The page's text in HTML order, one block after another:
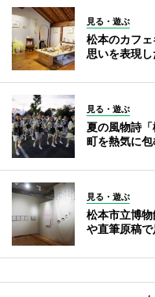
見る・遊ぶ
松本のカフ
思いを表現
見る・遊ぶ
夏の風物詩
町を熱気に包
見る・遊ぶ
松本市立博
や直筆原稿